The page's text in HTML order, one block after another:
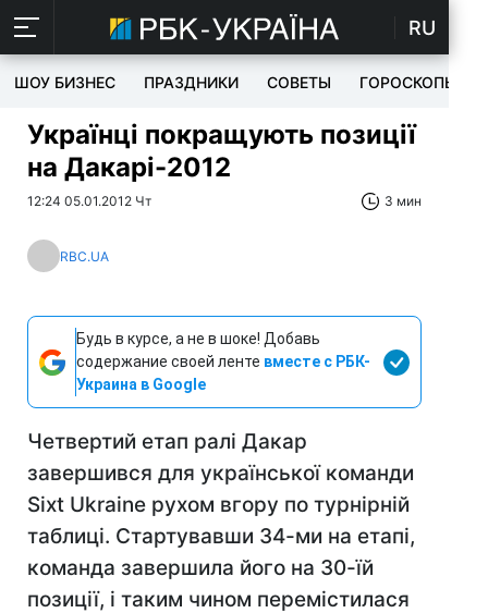
RU
ШОУ БИЗНЕС ПРАЗДНИКИ СОВЕТЫ ГОРОСКОПЫ
Українці покращують позиції
на Дакарі-2012
12:24 05.01.2012 Чт 3 мин
RBC.UA
Будь в курсе, а не в шоке! Добавь
содержание своей ленте вместе с РБК-
Украина в Google
Четвертий етап ралі Дакар
завершився для української команди
Sixt Ukraine рухом вгору по турнірній
таблиці. Стартувавши 34-ми на етапі,
команда завершила його на 30-їй
позиції, і таким чином перемістилася